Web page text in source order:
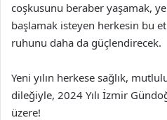
coşkusunu beraber yaşamak,
başlamak isteyen herkesin bu
ruhunu daha da güçlendirecek.
Yeni yılın herkese sağlık,
dileğiyle, 2024 Yılı İzmir
üzere!